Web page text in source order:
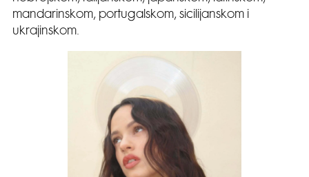
mandarinskom, portugalskom, sicilijanskom i
ukrajinskom.